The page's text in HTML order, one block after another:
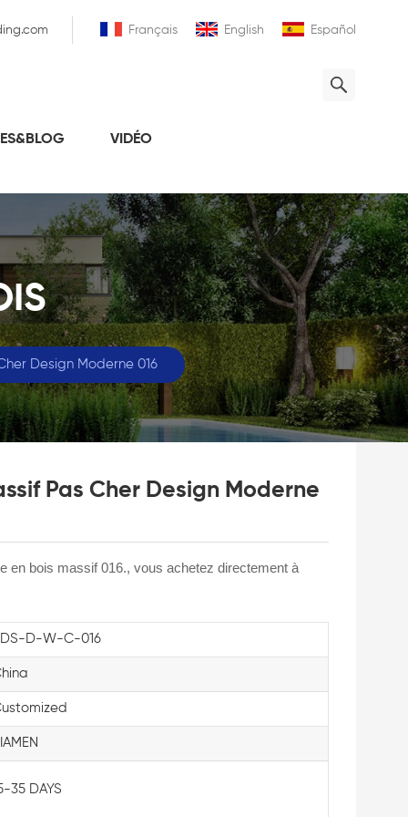
Français English Español
VIDÉO
Design Moderne 016
Pas Cher Design Moderne
en bois massif 016., vous achetez directement à
D-W-C-016
35 DAYS